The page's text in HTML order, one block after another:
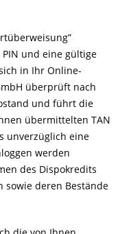
und eine gültige
in Ihr Online-
überprüft nach
und führt die
übermittelten TAN
unverzüglich eine
werden
des Dispokredits
sowie deren Bestände